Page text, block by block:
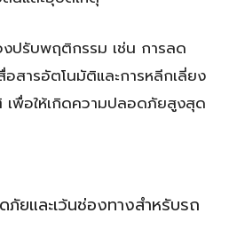
ปรับพฤติกรรม เช่น การลด
อสารอัตโนมัติและการหลีกเลี่ยง
พื่อให้เกิดความปลอดภัยสูงสุด
ภัยและเว้นช่องทางสำหรับรถ